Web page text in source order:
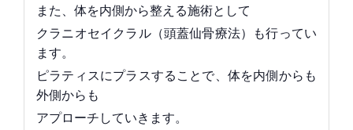
また、体を内側から整える施術として
クラニオセイクラル（頭蓋仙骨療法）も行ってい
ます。
ピラティスにプラスすることで、体を内側からも
外側からも
アプローチしていきます。